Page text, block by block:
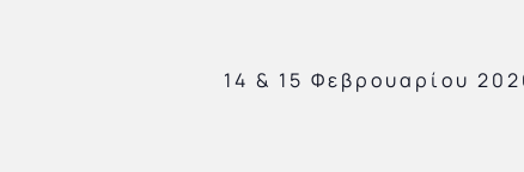
14 & 15 Φεβρουαρίου